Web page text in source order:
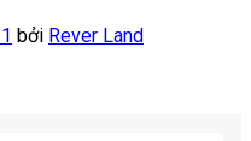
bởi Rever Land